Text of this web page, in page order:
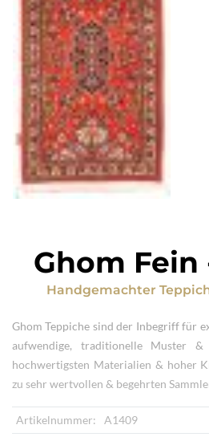
Ghom Fein
Handgemachter
Ghom Teppiche sind der Inbegriff für
aufwendige, traditionelle Muster
hochwertigsten Materialien & hoher
zu sehr wertvollen & begehrten
Artikelnummer:
A1409